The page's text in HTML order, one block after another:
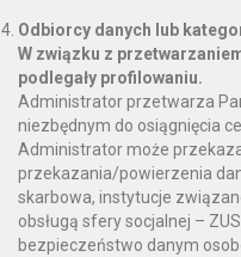
Księża:
proboszcz
Ksiądz mgr Jacek
dekanalny referent ds.
Odbiorcy danych lub
W związku z
podlegały profilowaniu.
Administrator przetwarza
niezbędnym do osiągnięcia
Administrator może
przekazania/powierzenia
skarbowa, instytucje
obsługą sfery socjalnej –
bezpieczeństwo danym